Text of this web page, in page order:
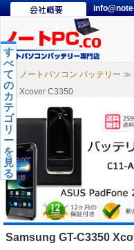
ノートパソコン バッテリー ≫
Xcover C3350
す
べ
て
の
カ
テ
ゴ
リ
ー
を
見
る
Samsung GT-C3350